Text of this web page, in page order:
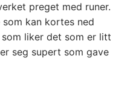
preget med runer.
kan kortes ned
liker det som er litt
seg supert som gave